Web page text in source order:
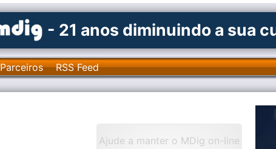
- 21 anos diminuindo a sua
Parceiros RSS Feed
Ajude a manter o MDig on-line